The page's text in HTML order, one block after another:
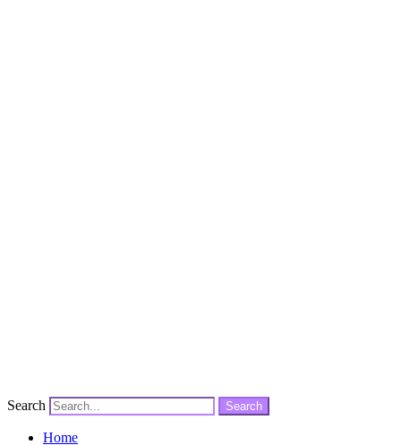
Search Search
Home